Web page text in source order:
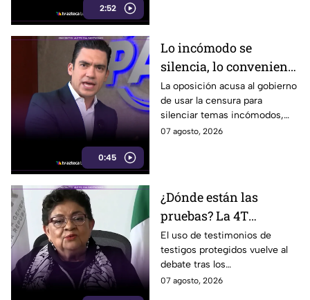
2:52
0:45
Lo incómodo se
silencia, lo conveniente
se exhibe: oposición
acusa al gobierno
La oposición acusa al gobierno
de usar la censura para
silenciar temas incómodos,
mientras da reflectores a
07 agosto, 2026
¿Dónde están las
pruebas? La 4T
cuestiona a EU por
testigos protegidos y el
caso Ángel Aguirre
revive el debate
El uso de testimonios de
testigos protegidos vuelve al
debate tras los
cuestionamientos de la 4T a
07 agosto, 2026